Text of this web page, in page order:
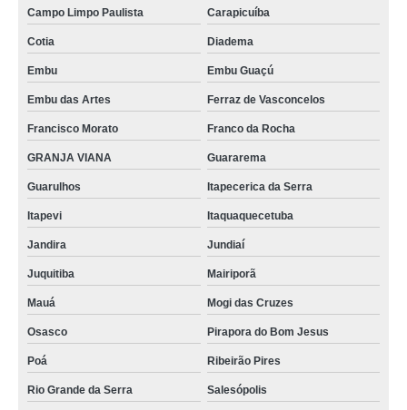
Campo Limpo Paulista Carapicuíba
Cotia Diadema
Embu Embu Guaçú
Embu das Artes Ferraz de Vasconcelos
Francisco Morato Franco da Rocha
GRANJA VIANA Guararema
Guarulhos Itapecerica da Serra
Itapevi Itaquaquecetuba
Jandira Jundiaí
Juquitiba Mairiporã
Mauá Mogi das Cruzes
Osasco Pirapora do Bom Jesus
Poá Ribeirão Pires
Rio Grande da Serra Salesópolis